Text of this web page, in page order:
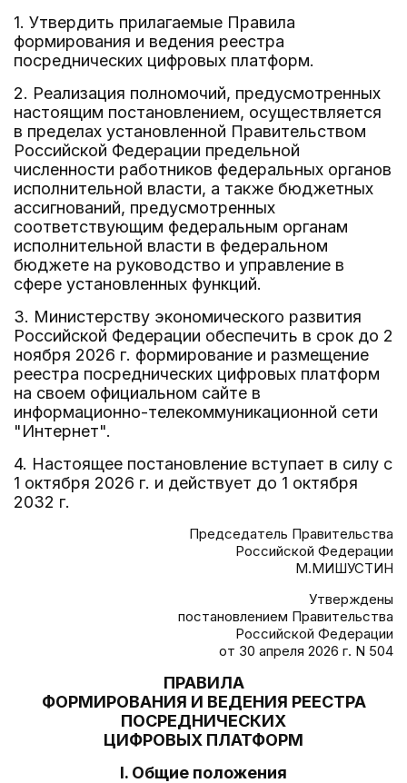
1. Утвердить прилагаемые Правила
формирования и ведения реестра
посреднических цифровых платформ.
2. Реализация полномочий, предусмотренных
настоящим постановлением, осуществляется
в пределах установленной Правительством
Российской Федерации предельной
численности работников федеральных органов
исполнительной власти, а также бюджетных
ассигнований, предусмотренных
соответствующим федеральным органам
исполнительной власти в федеральном
бюджете на руководство и управление в
сфере установленных функций.
3. Министерству экономического развития
Российской Федерации обеспечить в срок до 2
ноября 2026 г. формирование и размещение
реестра посреднических цифровых платформ
на своем официальном сайте в
информационно-телекоммуникационной сети
"Интернет".
4. Настоящее постановление вступает в силу с
1 октября 2026 г. и действует до 1 октября
2032 г.
Председатель Правительства
Российской Федерации
М.МИШУСТИН
Утверждены
постановлением Правительства
Российской Федерации
от 30 апреля 2026 г. N 504
ПРАВИЛА
ФОРМИРОВАНИЯ И ВЕДЕНИЯ РЕЕСТРА
ПОСРЕДНИЧЕСКИХ
ЦИФРОВЫХ ПЛАТФОРМ
I. Общие положения